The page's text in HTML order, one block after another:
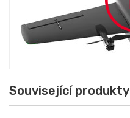
Související produkty